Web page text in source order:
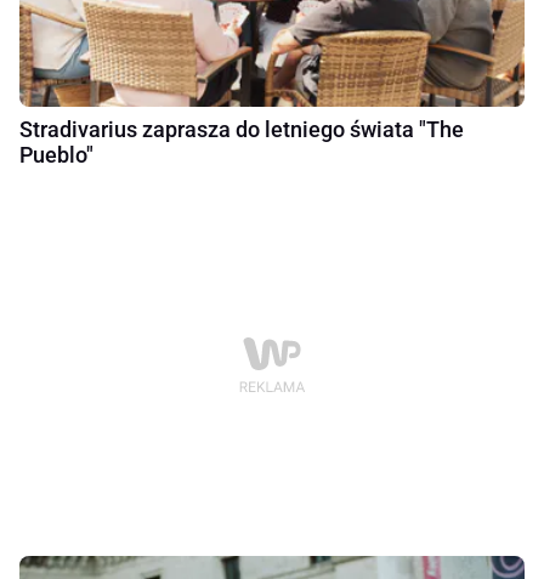
Stradivarius zaprasza do letniego świata "The
Pueblo"